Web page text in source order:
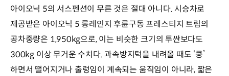
아이오닉 5의 서스펜션이 무른 것은 절대 아니다. 시승차로
제공받은 아이오닉 5 롱레인지 후륜구동 프레스티지 트림의
공차중량은 1,950kg으로, 이는 비슷한 크기의 투싼보다도
300kg 이상 무거운 수치다. 과속방지턱을 내려올 때도 ‘쿵’
하면서 떨어지거나 출렁임이 계속되는 움직임이 아니라, 짧은